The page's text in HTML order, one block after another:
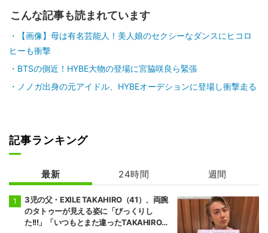
こんな記事も読まれています
【画像】母は有名芸能人！美人娘のセクシーなダンスにヒコロ
ヒーも衝撃
BTSの側近！HYBE大物の登場に宮脇咲良ら緊張
ノノガ出身の元アイドル、HYBEオーデションに登場し衝撃走る
記事ランキング
最新 24時間 週間
3児の父・EXILE TAKAHIRO（41）、両腕
のタトゥーが見える姿に「びっくりし
た!!!」「いつもとまた違ったTAKAHIROさ